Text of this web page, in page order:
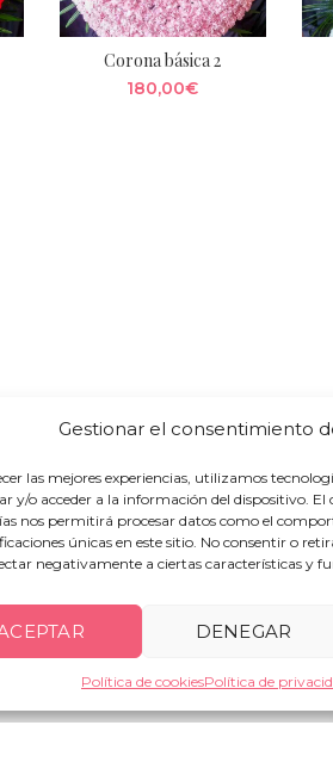
Gestionar el consentimiento
las mejores experiencias, utilizamos
y/o acceder a la información del dispositivo. El
nos permitirá procesar datos como el
únicas en este sitio. No consentir o
negativamente a ciertas características y
DENEGAR
Política de cookiesPolítica de
Corona básica 2
180,00€
del servicio
privacidad·Cookies